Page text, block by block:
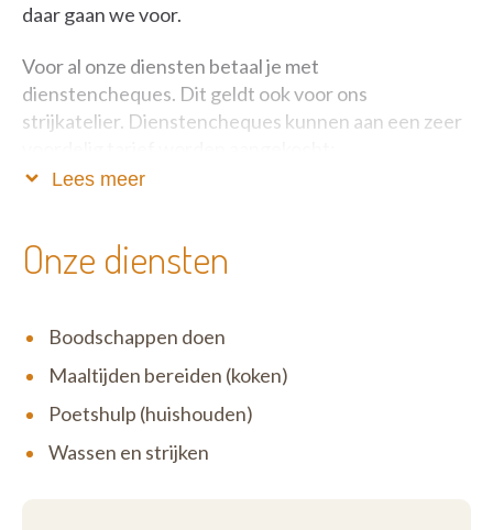
daar gaan we voor.
Voor al onze diensten betaal je met
dienstencheques. Dit geldt ook voor ons
strijkatelier. Dienstencheques kunnen aan een zeer
Brussel: Slechts 7,65 euro voor één uur hulp in
huishouden.
Daarnaast focussen we ons op de continue
verbetering van onze diensten. Zo kunnen onze
huishoudhulpen rekenen op jobcoaches en gerichte
Lees meer
Onze diensten
Boodschappen doen
Maaltijden bereiden (koken)
Poetshulp (huishouden)
Wassen en strijken